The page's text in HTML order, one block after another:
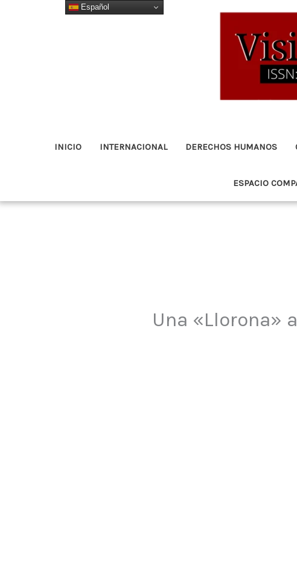
INICIO INTERNACIONAL DERECHOS HUMANOS
ESPACIO
Una «Llorona»
Español